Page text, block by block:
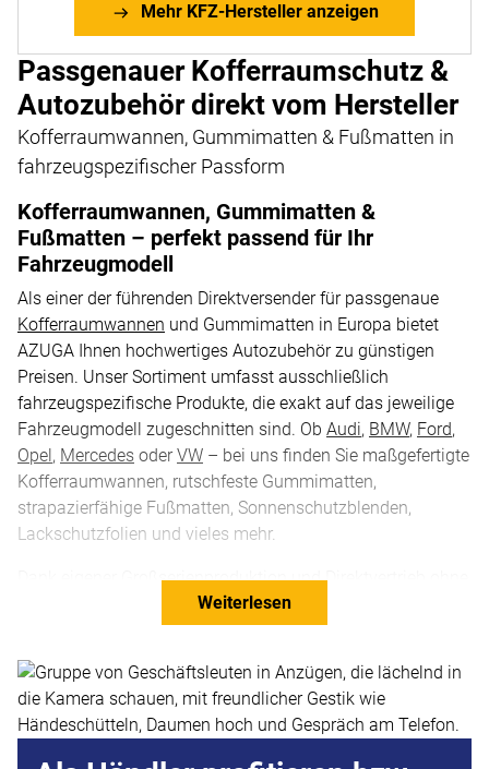
Mehr KFZ-Hersteller anzeigen
Passgenauer Kofferraumschutz &
Autozubehör direkt vom Hersteller
Kofferraumwannen, Gummimatten & Fußmatten in
fahrzeugspezifischer Passform
Kofferraumwannen, Gummimatten &
Fußmatten – perfekt passend für Ihr
Fahrzeugmodell
Als einer der führenden Direktversender für passgenaue
Kofferraumwannen und Gummimatten in Europa bietet
AZUGA Ihnen hochwertiges Autozubehör zu günstigen
Preisen. Unser Sortiment umfasst ausschließlich
fahrzeugspezifische Produkte, die exakt auf das jeweilige
Fahrzeugmodell zugeschnitten sind. Ob Audi, BMW, Ford,
Opel, Mercedes oderVW – bei uns finden Sie maßgefertigte
Kofferraumwannen, rutschfeste Gummimatten,
strapazierfähige Fußmatten, Sonnenschutzblenden,
Lackschutzfolien und vieles mehr.
Dank eigener Großserienproduktion und Direktvertrieb ohne
Zwischenhändler können wir Top-Qualität zu
unschlagbaren Preisen anbieten. Unsere
sind in verschiedenen Ausführungen erhältlich – von der
Standard-PE-Ausführung über Varianten mit Antirutsch-
Funktion bis hin zuPremium-Gummi-Kofferraumwannen
Wir beliefern sowohl Privatkunden als auch
Geschäftskunden und garantieren durch unsere optimierte
Weiterlesen